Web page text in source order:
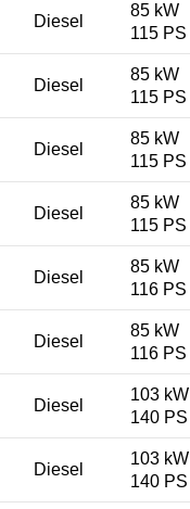
Diesel
85 kW
115 PS
Diesel
85 kW
115 PS
Diesel
85 kW
115 PS
Diesel
85 kW
115 PS
Diesel
85 kW
116 PS
Diesel
85 kW
116 PS
Diesel
103 kW
140 PS
Diesel
103 kW
140 PS